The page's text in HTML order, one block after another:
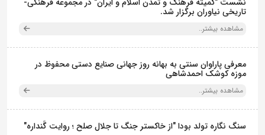
تاریخی نیاوران برگزار شد.
مشاهده بیشتر..
معرفی پاراوان سنتی به بهانه روز جهانی صنایع دستی محفوظ در
موزه کوشک احمدشاهی
مشاهده بیشتر..
سنگ نگاره تولد بودا "از خاکستر جنگ تا جلال صلح ؛ روایت گَنداره"